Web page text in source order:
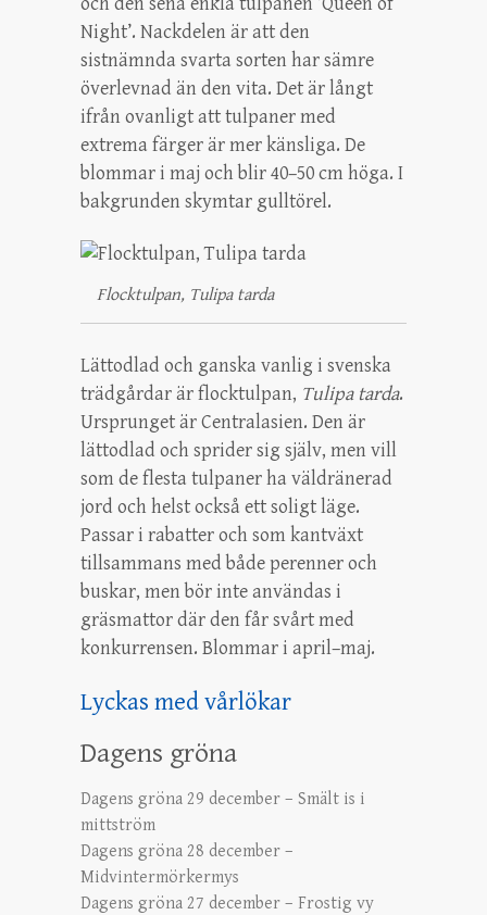
Night’. Nackdelen är att den
sistnämnda svarta sorten har sämre
överlevnad än den vita. Det är långt
ifrån ovanligt att tulpaner med
extrema färger är mer känsliga. De
blommar i maj och blir 40–50 cm höga. I
bakgrunden skymtar gulltörel.
Flocktulpan, Tulipa tarda
Lättodlad och ganska vanlig i svenska
trädgårdar är flocktulpan, Tulipa tarda.
Ursprunget är Centralasien. Den är
lättodlad och sprider sig själv, men vill
som de flesta tulpaner ha väldränerad
jord och helst också ett soligt läge.
Passar i rabatter och som kantväxt
tillsammans med både perenner och
buskar, men bör inte användas i
gräsmattor där den får svårt med
konkurrensen. Blommar i april–maj.
Lyckas med vårlökar
Dagens gröna
Dagens gröna 29 december – Smält is i
mittström
Dagens gröna 28 december –
Midvintermörkermys
Dagens gröna 27 december – Frostig vy